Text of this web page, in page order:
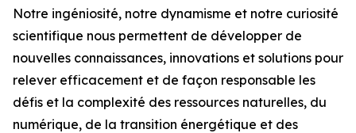
Notre ingéniosité, notre dynamisme et notre curiosité
scientifique nous permettent de développer de
nouvelles connaissances, innovations et solutions pour
relever efficacement et de façon responsable les
défis et la complexité des ressources naturelles, du
numérique, de la transition énergétique et des